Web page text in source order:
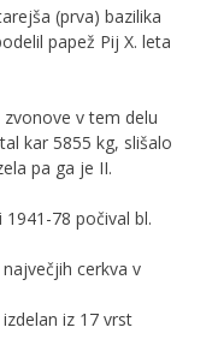
(prva) bazilika
papež Pij X. leta
v tem delu
kar 5855 kg, slišalo
pa ga je II.
78 počival bl.
cerkva v
iz 17 vrst